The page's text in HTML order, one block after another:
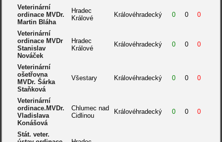
Veterinární
ordinace MVDr.
Martin Bláha
Hradec
Králové
Královéhradecký 0 0 0
Veterinární
ordinace MVDr
Stanislav
Nováček
Hradec
Králové
Královéhradecký 0 0 0
Veterinární
ošetřovna
MVDr. Šárka
Staňková
Všestary Královéhradecký 0 0 0
Veterinární
ordinace.MVDr.
Vladislava
Konášová
Chlumec nad
Cidlinou
Královéhradecký 0 0 0
Stát. veter.